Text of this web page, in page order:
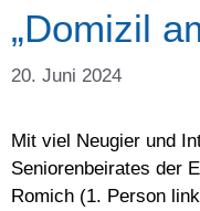
„Domizil
20. Juni 2024
Mit viel Neugier und
Seniorenbeirates der
Romich (1. Person